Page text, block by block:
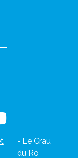
- Le Grau
du Roi